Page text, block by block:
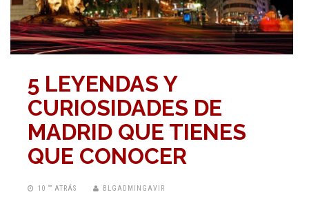
5 LEYENDAS Y
CURIOSIDADES DE
MADRID QUE TIENES
QUE CONOCER
10 “” ATRÁS BLGADMINGAVIR